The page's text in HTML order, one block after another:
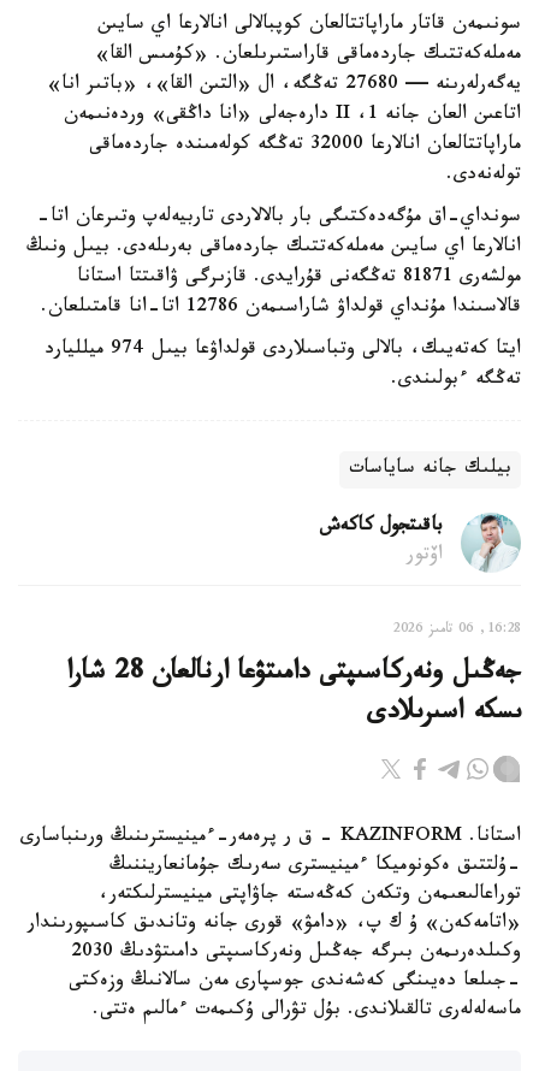
سونىمەن قاتار ماراپاتتالعان كوپبالالى انالارعا اي سايىن
مەملەكەتتىك جاردەماقى قاراستىرىلعان. «كۇمىس القا»
يەگەرلەرىنە — 27680 تەڭگە، ال «التىن القا»، «باتىر انا»
اتاعىن العان جانە 1، II دارەجەلى «انا داڭقى» وردەنىمەن
ماراپاتتالعان انالارعا 32000 تەڭگە كولەمىندە جاردەماقى
تولەنەدى.
سونداي-اق مۇگەدەكتىگى بار بالالاردى تاربيەلەپ وتىرعان اتا-
انالارعا اي سايىن مەملەكەتتىك جاردەماقى بەرىلەدى. بيىل ونىڭ
مولشەرى 81871 تەڭگەنى قۇرايدى. قازىرگى ۋاقىتتا استانا
قالاسىندا مۇنداي قولداۋ شاراسىمەن 12786 اتا-انا قامتىلعان.
ايتا كەتەيىك، بالالى وتباسىلاردى قولداۋعا بيىل 974 ميلليارد
تەڭگە ءبولىندى.
بيلىك جانە ساياسات
باقىتجول كاكەش
اۆتور
16:28, 06 تامىز 2026
جەڭىل ونەركاسىپتى دامىتۋعا ارنالعان 28 شارا
ىسكە اسىرىلادى
استانا. KAZINFORM - ق ر پرەمەر-ءمينيسترىنىڭ ورىنباسارى
-ۇلتتىق ەكونوميكا ءمينيسترى سەرىك جۇمانعاريننىڭ
توراعالىعىمەن وتكەن كەڭەستە جاۋاپتى مينيسترلىكتەر،
«اتامەكەن» ۇ ك پ، «دامۋ» قورى جانە وتاندىق كاسىپورىندار
وكىلدەرىمەن بىرگە جەڭىل ونەركاسىپتى دامىتۋدىڭ 2030
-جىلعا دەيىنگى كەشەندى جوسپارى مەن سالانىڭ وزەكتى
ماسەلەلەرى تالقىلاندى. بۇل تۋرالى ۇكىمەت ءمالىم ەتتى.